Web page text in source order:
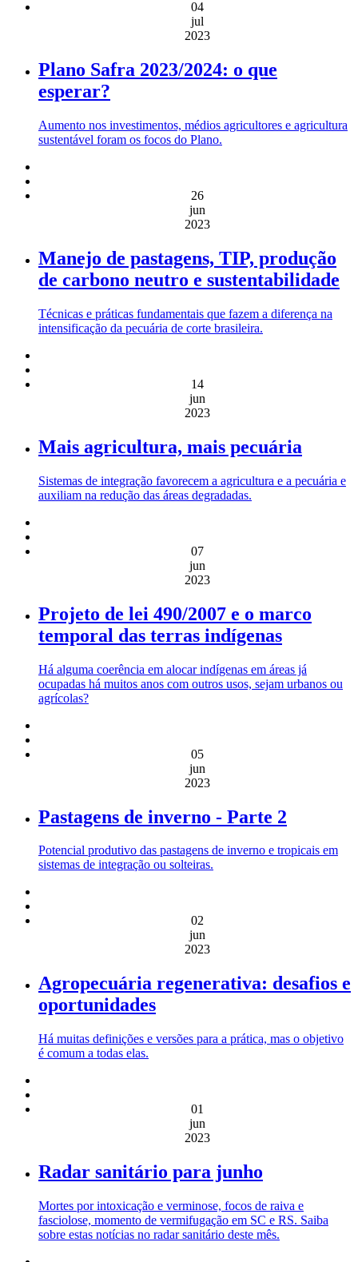
04
jul
2023
Plano Safra 2023/2024: o que
esperar?
Aumento nos investimentos, médios agricultores e agricultura
sustentável foram os focos do Plano.
26
jun
2023
Manejo de pastagens, TIP, produção
de carbono neutro e sustentabilidade
Técnicas e práticas fundamentais que fazem a diferença na
intensificação da pecuária de corte brasileira.
14
jun
2023
Mais agricultura, mais pecuária
Sistemas de integração favorecem a agricultura e a pecuária e
auxiliam na redução das áreas degradadas.
07
jun
2023
Projeto de lei 490/2007 e o marco
temporal das terras indígenas
Há alguma coerência em alocar indígenas em áreas já
ocupadas há muitos anos com outros usos, sejam urbanos ou
agrícolas?
05
jun
2023
Pastagens de inverno - Parte 2
Potencial produtivo das pastagens de inverno e tropicais em
sistemas de integração ou solteiras.
02
jun
2023
Agropecuária regenerativa: desafios e
oportunidades
Há muitas definições e versões para a prática, mas o objetivo
é comum a todas elas.
01
jun
2023
Radar sanitário para junho
Mortes por intoxicação e verminose, focos de raiva e
fasciolose, momento de vermifugação em SC e RS. Saiba
sobre estas notícias no radar sanitário deste mês.